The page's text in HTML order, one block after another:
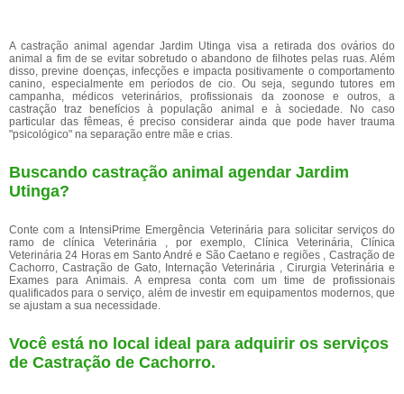
A castração animal agendar Jardim Utinga visa a retirada dos ovários do
animal a fim de se evitar sobretudo o abandono de filhotes pelas ruas. Além
disso, previne doenças, infecções e impacta positivamente o comportamento
canino, especialmente em períodos de cio. Ou seja, segundo tutores em
campanha, médicos veterinários, profissionais da zoonose e outros, a
castração traz benefícios à população animal e à sociedade. No caso
particular das fêmeas, é preciso considerar ainda que pode haver trauma
"psicológico" na separação entre mãe e crias.
Buscando castração animal agendar Jardim
Utinga?
Conte com a IntensiPrime Emergência Veterinária para solicitar serviços do
ramo de clínica Veterinária , por exemplo, Clínica Veterinária, Clínica
Veterinária 24 Horas em Santo André e São Caetano e regiões , Castração de
Cachorro, Castração de Gato, Internação Veterinária , Cirurgia Veterinária e
Exames para Animais. A empresa conta com um time de profissionais
qualificados para o serviço, além de investir em equipamentos modernos, que
se ajustam a sua necessidade.
Você está no local ideal para adquirir os serviços
de Castração de Cachorro.